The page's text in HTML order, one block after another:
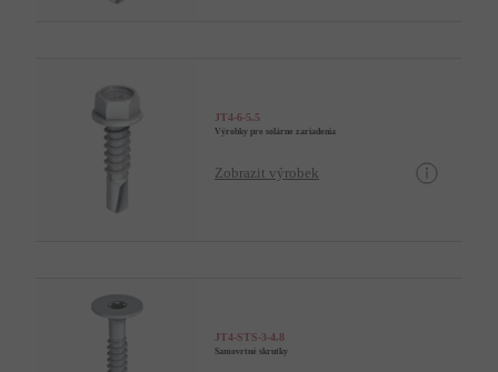
JT4-6-5.5
Výrobky pre solárne zariadenia
Zobrazit výrobek
JT4-STS-3-4.8
Samovrtné skrutky